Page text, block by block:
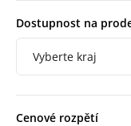
Dostupnost na
Filtrování podle
Cenové rozpětí